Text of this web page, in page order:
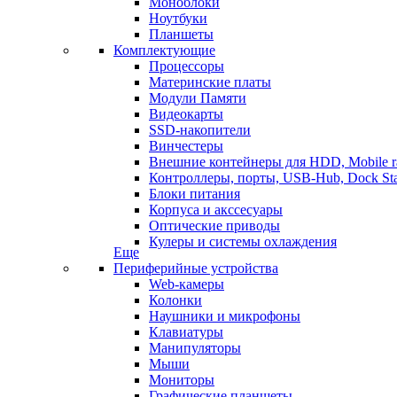
Ноутбуки
Планшеты
Комплектующие
Процессоры
Материнские платы
Модули Памяти
Видеокарты
SSD-накопители
Винчестеры
Внешние контейнеры для HDD, Mobile
Контроллеры, порты, USB-Hub, Dock
Блоки питания
Корпуса и акссесуары
Оптические приводы
Кулеры и системы охлаждения
Еще
Периферийные устройства
Web-камеры
Колонки
Наушники и микрофоны
Клавиатуры
Манипуляторы
Мыши
Мониторы